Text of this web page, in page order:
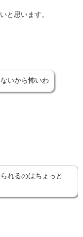
と思います。
いから怖いわ
れるのはちょっと